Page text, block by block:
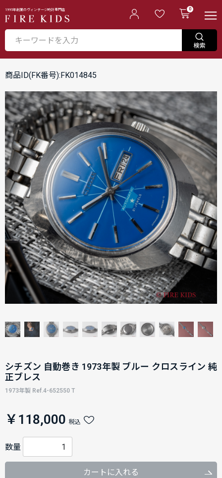
1995年創業のヴィンテージ時計専門店 0
商品ID(FK番号):FK014845
シチズン 自動巻き 1973年製 ブルー クロスライン 純
正ブレス
1973年製 Ref.4-652550 T
￥118,000 税込
数量
カートに入れる